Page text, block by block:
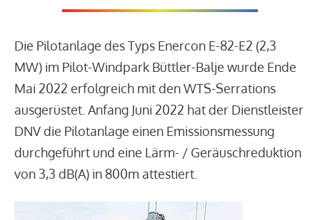
Die Pilotanlage des Typs Enercon E-82-E2 (2,3
MW) im Pilot-Windpark Büttler-Balje wurde Ende
Mai 2022 erfolgreich mit den WTS-Serrations
ausgerüstet. Anfang Juni 2022 hat der Dienstleister
DNV die Pilotanlage einen Emissionsmessung
durchgeführt und eine Lärm- / Geräuschreduktion
von 3,3 dB(A) in 800m attestiert.